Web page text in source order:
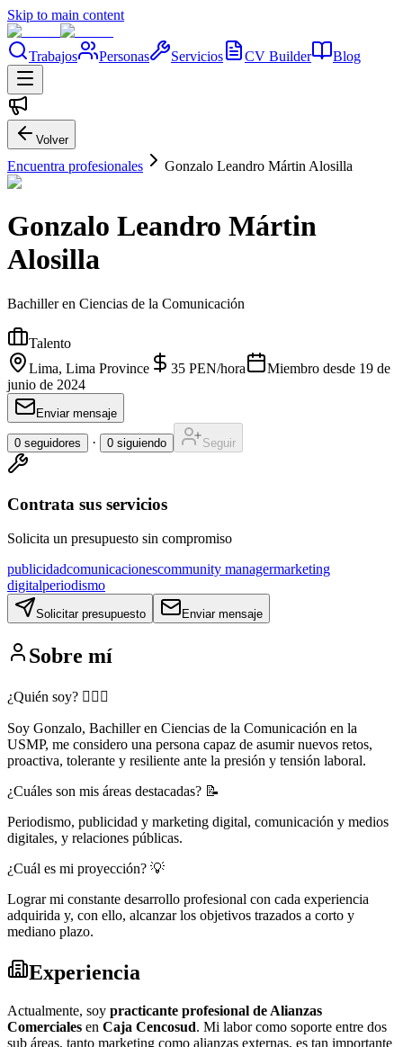
Skip to main content
Trabajos Personas Servicios CV Builder Blog
Volver
Encuentra profesionales Gonzalo Leandro Mártin Alosilla
Gonzalo Leandro Mártin
Alosilla
Bachiller en Ciencias de la Comunicación
Talento
Lima, Lima Province
35 PEN/hora Miembro desde 19 de
junio de 2024
Enviar mensaje
0 seguidores · 0 siguiendo Seguir
Contrata sus servicios
Solicita un presupuesto sin compromiso
publicidadcomunicacionescommunity managermarketing
digitalperiodismo
Solicitar presupuesto Enviar mensaje
Sobre mí
¿Quién soy? 🕵🏻‍♂️
Soy Gonzalo, Bachiller en Ciencias de la Comunicación en la
USMP, me considero una persona capaz de asumir nuevos retos,
proactiva, tolerante y resiliente ante la presión y tensión laboral.
¿Cuáles son mis áreas destacadas? 📝
Periodismo, publicidad y marketing digital, comunicación y medios
digitales, y relaciones públicas.
¿Cuál es mi proyección? 💡
Lograr mi constante desarrollo profesional con cada experiencia
adquirida y, con ello, alcanzar los objetivos trazados a corto y
mediano plazo.
Experiencia
Actualmente, soy practicante profesional de Alianzas
Comerciales en Caja Cencosud. Mi labor como soporte entre dos
sub áreas, tanto marketing como alianzas externas, es tan importante